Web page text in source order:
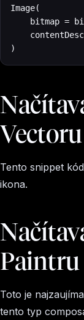
Image(
bitmap =
)
Vectoru
Tento snippet
ikona.
Paintru
Toto je
tento typ